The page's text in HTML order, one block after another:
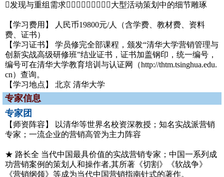
发现与重组需求大型活动策划中的细节雕琢
【学习费用】 人民币19800元/人（含学费、教材费、资料
费、证书）
【学习证书】 学员修完全部课程，颁发“清华大学营销管理与
创新实战高级研修班”结业证书，证书加盖钢印，统一编号，
编号可在清华大学教育培训与认证网（http://thtm.tsinghua.edu.
cn）查询。
【学习地点】 北京 清华大学
专家信息
专家团
【师资阵容】 以清华等世界名校资深教授；知名实战派营销
专家；一流企业的营销高管为主力阵容
★ 路长全 当代中国最具价值的实战营销专家；中国一系列成
功营销案例的策划人和操作者,其所著《切割》《软战争》
《营销纲领》等成为当代中国营销指南针式的著作。